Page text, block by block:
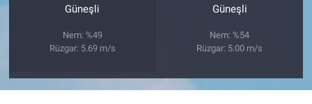
Güneşli
Nem: %49
Rüzgar: 5.69 m/s
Güneşli
Nem: %54
Rüzgar: 5.00 m/s